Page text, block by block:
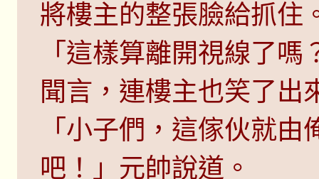
將樓主的整張臉給抓住
「這樣算離開視線了
聞言，連樓主也笑了出
「小子們，這傢伙就
吧！」元帥說道。